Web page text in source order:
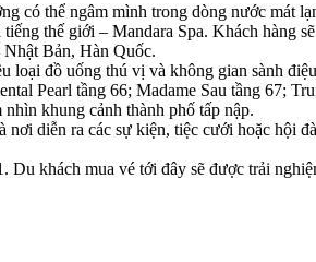
có thể ngâm mình trong dòng nước mát
thế giới – Mandara Spa. Khách hàng
Bản, Hàn Quốc.
loại đồ uống thú vị và không gian sành
Pearl tầng 66; Madame Sau tầng 67;
khung cảnh thành phố tấp nập.
diễn ra các sự kiện, tiệc cưới hoặc hội
Du khách mua vé tới đây sẽ được trải